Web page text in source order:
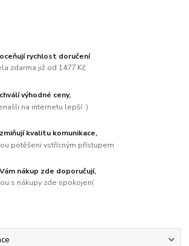
rychlost doručení
zdarma již od 1477 Kč
výhodné ceny,
na internetu lepší :)
kvalitu komunikace,
potěšeni vstřícným přístupem
nákup zde doporučují,
s nákupy zde spokojení